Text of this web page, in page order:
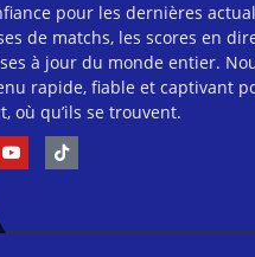
pour les dernières
de matchs, les scores en
à jour du monde entier.
rapide, fiable et captivant
où qu’ils se trouvent.